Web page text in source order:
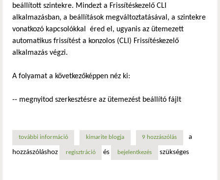
beállított szintekre. Mindezt a Frissítéskezelő CLI
alkalmazásban, a beállítások megváltoztatásával, a szintekre
vonatkozó kapcsolókkal éred el, ugyanis az ütemezett
automatikus frissítést a konzolos (CLI) Frissítéskezelő
alkalmazás végzi.
A folyamat a következőképpen néz ki:
-- megnyitod szerkesztésre az ütemezést beállító fájlt
további információfrissítéskezelő: a napi egy automatikus frissítés beállítás
kimarite blogja 9 hozzászólás a
hozzászóláshoz regisztráció és bejelentkezés szükséges